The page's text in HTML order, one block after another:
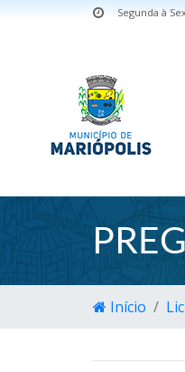
Segunda à
Início